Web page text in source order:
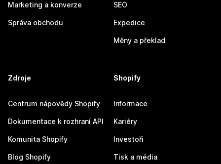
Marketing a konverze
Správa obchodu
SEO
Expedice
Měny a překlad
Zdroje
Centrum nápovědy Shopify
Dokumentace k rozhraní API
Komunita Shopify
Blog Shopify
Shopify
Informace
Kariéry
Investoři
Tisk a média